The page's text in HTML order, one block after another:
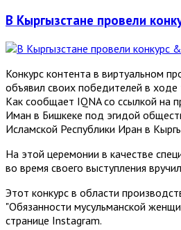
В Кыргызстане провели
Конкурс контента в виртуальном
объявил своих победителей в
Как сообщает IQNA со ссылкой на
Иман в Бишкеке под эгидой
Исламской Республики Иран в
На этой церемонии в качестве
во время своего выступления
Этот конкурс в области
"Обязанности мусульманской
странице Instagram.